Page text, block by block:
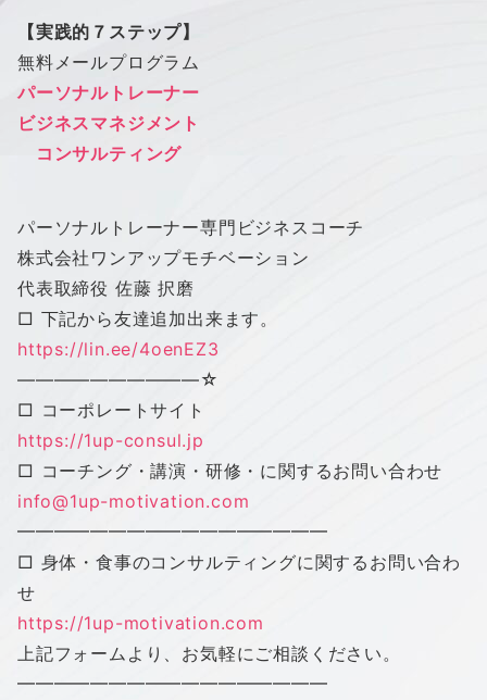
【実践的７ステップ】
無料メールプログラム
パーソナルトレーナー
ビジネスマネジメント
コンサルティング
パーソナルトレーナー専門ビジネスコーチ
株式会社 ワンアップモチベーション
代表取締役 佐藤 択磨
□ 下記から友達追加出来ます。
https://lin.ee/4oenEZ3
——————————☆
□ コーポレートサイト
https://1up-consul.jp
□ コーチング・講演・研修・に関するお問い合わせ
info@1up-motivation.com
━━━━━━━━━━━━━━━━━
□ 身体・食事のコンサルティングに関するお問い合わ
せ
https://1up-motivation.com
上記フォームより、お気軽にご相談ください。
━━━━━━━━━━━━━━━━━